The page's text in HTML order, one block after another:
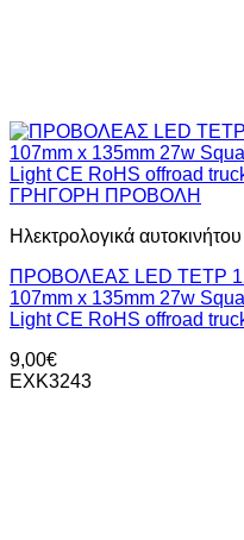
ΓΡΗΓΟΡΗ ΠΡΟΒΟΛΗ
Ηλεκτρολογικά αυτοκινήτου
ΠΡΟΒΟΛΕΑΣ LED TETΡ
107mm x 135mm 27w
Light CE RoHS offroad
9,00€
EXK3243